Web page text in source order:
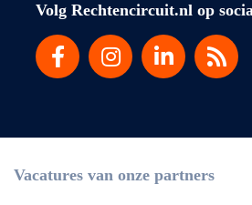
Volg Rechtencircuit.nl op
Vacatures van onze partners